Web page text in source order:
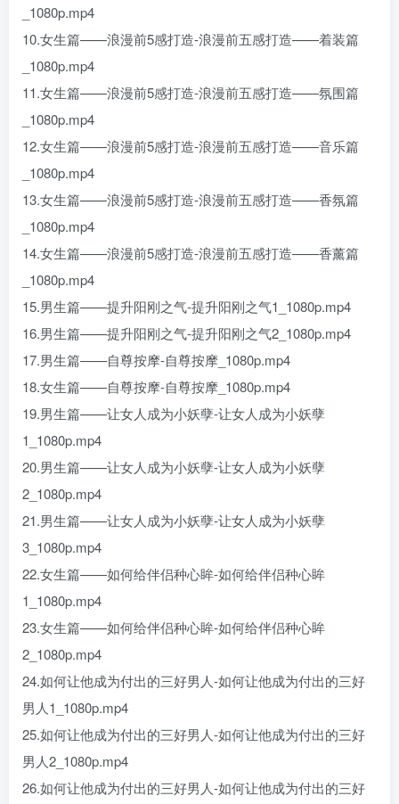
_1080p.mp4
10.女生篇——浪漫前5感打造-浪漫前五感打造——着装篇
_1080p.mp4
11.女生篇——浪漫前5感打造-浪漫前五感打造——氛围篇
_1080p.mp4
12.女生篇——浪漫前5感打造-浪漫前五感打造——音乐篇
_1080p.mp4
13.女生篇——浪漫前5感打造-浪漫前五感打造——香氛篇
_1080p.mp4
14.女生篇——浪漫前5感打造-浪漫前五感打造——香薰篇
_1080p.mp4
15.男生篇——提升阳刚之气-提升阳刚之气1_1080p.mp4
16.男生篇——提升阳刚之气-提升阳刚之气2_1080p.mp4
17.男生篇——自尊按摩-自尊按摩_1080p.mp4
18.女生篇——自尊按摩-自尊按摩_1080p.mp4
19.男生篇——让女人成为小妖孽-让女人成为小妖孽
1_1080p.mp4
20.男生篇——让女人成为小妖孽-让女人成为小妖孽
2_1080p.mp4
21.男生篇——让女人成为小妖孽-让女人成为小妖孽
3_1080p.mp4
22.女生篇——如何给伴侣种心眸-如何给伴侣种心眸
1_1080p.mp4
23.女生篇——如何给伴侣种心眸-如何给伴侣种心眸
2_1080p.mp4
24.如何让他成为付出的三好男人-如何让他成为付出的三好
男人1_1080p.mp4
25.如何让他成为付出的三好男人-如何让他成为付出的三好
男人2_1080p.mp4
26.如何让他成为付出的三好男人-如何让他成为付出的三好